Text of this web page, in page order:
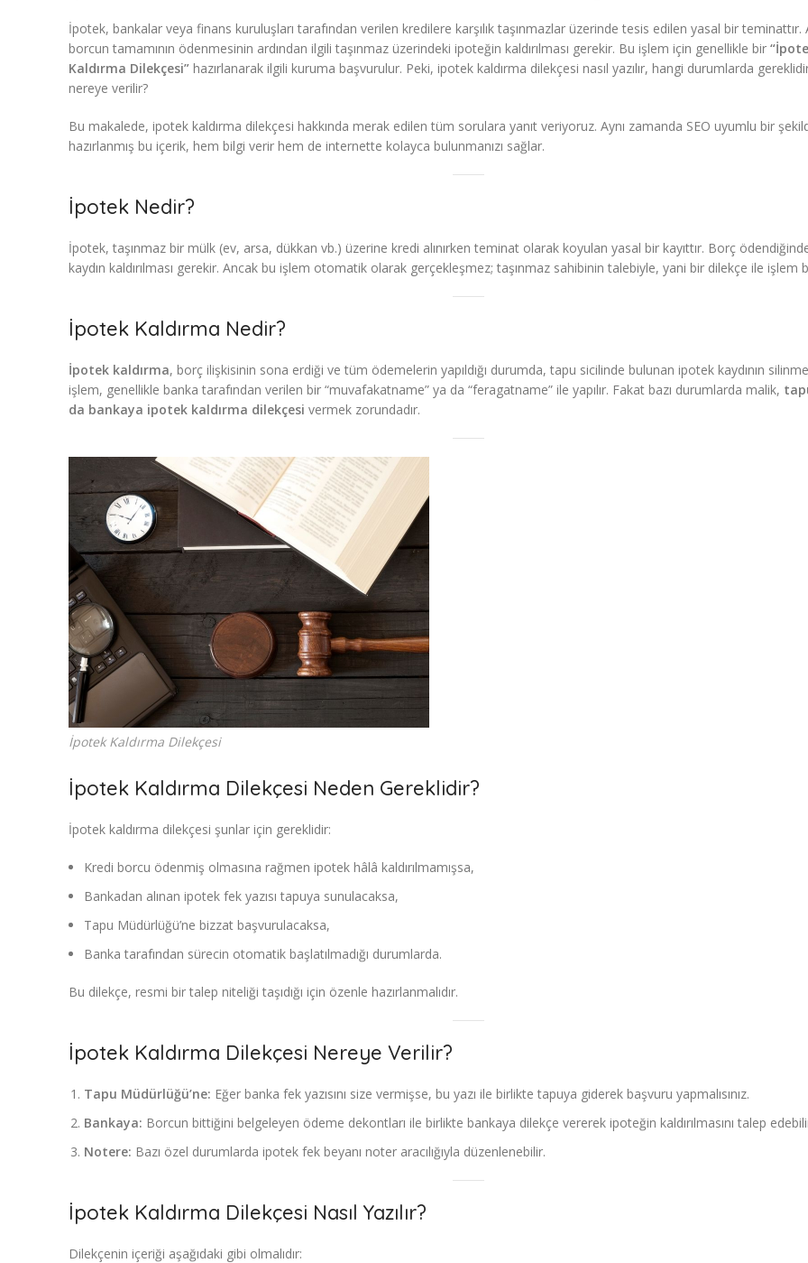
İpotek, bankalar veya finans kuruluşları tarafından verilen kredilere karşılık taşınmazlar üzerinde tesis edilen yasal bir teminattır.
borcun tamamının ödenmesinin ardından ilgili taşınmaz üzerindeki ipoteğin kaldırılması gerekir. Bu işlem için genellikle bir
Kaldırma Dilekçesi” hazırlanarak ilgili kuruma başvurulur. Peki, ipotek kaldırma dilekçesi nasıl yazılır, hangi durumlarda
nereye verilir?
Bu makalede, ipotek kaldırma dilekçesi hakkında merak edilen tüm sorulara yanıt veriyoruz. Aynı zamanda SEO uyumlu bir
hazırlanmış bu içerik, hem bilgi verir hem de internette kolayca bulunmanızı sağlar.
İpotek Nedir?
İpotek, taşınmaz bir mülk (ev, arsa, dükkan vb.) üzerine kredi alınırken teminat olarak koyulan yasal bir kayıttır. Borç
kaydın kaldırılması gerekir. Ancak bu işlem otomatik olarak gerçekleşmez; taşınmaz sahibinin talebiyle, yani bir dilekçe ile işlem
İpotek Kaldırma Nedir?
İpotek kaldırma, borç ilişkisinin sona erdiği ve tüm ödemelerin yapıldığı durumda, tapu sicilinde bulunan ipotek kaydının
işlem, genellikle banka tarafından verilen bir “muvafakatname” ya da “feragatname” ile yapılır. Fakat bazı durumlarda malik,
da bankaya ipotek kaldırma dilekçesi vermek zorundadır.
İpotek Kaldırma Dilekçesi
İpotek Kaldırma Dilekçesi Neden Gereklidir?
İpotek kaldırma dilekçesi şunlar için gereklidir:
Kredi borcu ödenmiş olmasına rağmen ipotek hâlâ kaldırılmamışsa,
Bankadan alınan ipotek fek yazısı tapuya sunulacaksa,
Tapu Müdürlüğü’ne bizzat başvurulacaksa,
Banka tarafından sürecin otomatik başlatılmadığı durumlarda.
Bu dilekçe, resmi bir talep niteliği taşıdığı için özenle hazırlanmalıdır.
İpotek Kaldırma Dilekçesi Nereye Verilir?
Tapu Müdürlüğü’ne: Eğer banka fek yazısını size vermişse, bu yazı ile birlikte tapuya giderek başvuru yapmalısınız.
Bankaya: Borcun bittiğini belgeleyen ödeme dekontları ile birlikte bankaya dilekçe vererek ipoteğin kaldırılmasını talep
Notere: Bazı özel durumlarda ipotek fek beyanı noter aracılığıyla düzenlenebilir.
İpotek Kaldırma Dilekçesi Nasıl Yazılır?
Dilekçenin içeriği aşağıdaki gibi olmalıdır: